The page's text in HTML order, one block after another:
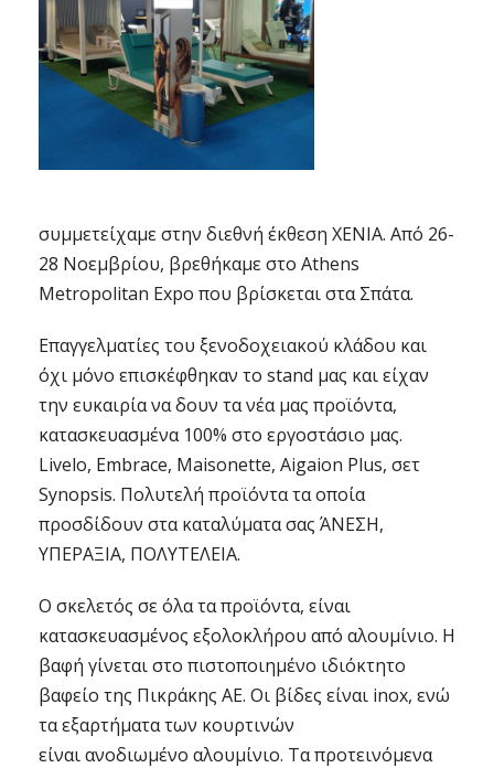
συμμετείχαμε στην διεθνή έκθεση XENIA. Από 26-
28 Νοεμβρίου, βρεθήκαμε στο Athens
Metropolitan Expo που βρίσκεται στα Σπάτα.
Επαγγελματίες του ξενοδοχειακού κλάδου και
όχι μόνο επισκέφθηκαν το stand μας και είχαν
την ευκαιρία να δουν τα νέα μας προϊόντα,
κατασκευασμένα 100% στο εργοστάσιο μας.
Livelo, Embrace, Maisonette, Aigaion Plus, σετ
Synopsis. Πολυτελή προϊόντα τα οποία
προσδίδουν στα καταλύματα σας ΆΝΕΣΗ,
ΥΠΕΡΑΞΙΑ, ΠΟΛΥΤΕΛΕΙΑ.
Ο σκελετός σε όλα τα προϊόντα, είναι
κατασκευασμένος εξολοκλήρου από αλουμίνιο. Η
βαφή γίνεται στο πιστοποιημένο ιδιόκτητο
βαφείο της Πικράκης ΑΕ. Οι βίδες είναι inox, ενώ
τα εξαρτήματα των κουρτινών
είναι ανοδιωμένο αλουμίνιο. Τα προτεινόμενα